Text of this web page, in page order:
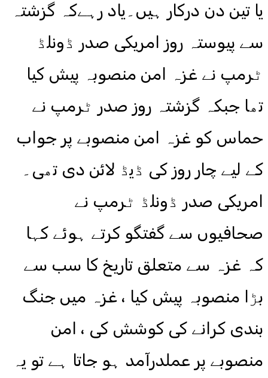
یا تین دن درکار ہیں۔یاد رہےکہ گزشتہ
سے پیوستہ روز امریکی صدر ڈونلڈ
ٹرمپ نے غزہ امن منصوبہ پیش کیا
تھا جبکہ گزشتہ روز صدر ٹرمپ نے
حماس کو غزہ امن منصوبے پر جواب
کے لیے چار روز کی ڈیڈ لائن دی تھی۔
امریکی صدر ڈونلڈ ٹرمپ نے
صحافیوں سے گفتگو کرتے ہوئے کہا
کہ غزہ سے متعلق تاریخ کا سب سے
بڑا منصوبہ پیش کیا ، غزہ میں جنگ
بندی کرانے کی کوشش کی ، امن
منصوبے پر عملدرآمد ہو جاتا ہے تو یہ